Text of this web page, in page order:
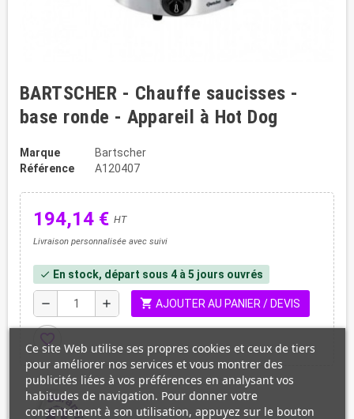
BARTSCHER - Chauffe saucisses -
base ronde - Appareil à Hot Dog
Marque
Bartscher
Référence
A120407
194,14 € HT
Livraison personnalisée avec suivi
check En stock, départ sous 4 à 5 jours ouvrés
remove add shopping_cart AJOUTER AU PANIER / DEVIS
favorite_border
Ce site Web utilise ses propres cookies et ceux de tiers
pour améliorer nos services et vous montrer des
publicités liées à vos préférences en analysant vos
habitudes de navigation. Pour donner votre
consentement à son utilisation, appuyez sur le bouton